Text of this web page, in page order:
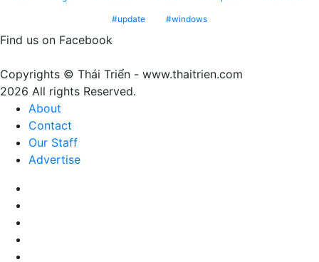
Fuzz
Màu
sự
nhã
nhặn
update windows
Find us on Facebook
Copyrights © Thái Triển - www.thaitrien.com
2026 All rights Reserved.
About
Contact
Our Staff
Advertise